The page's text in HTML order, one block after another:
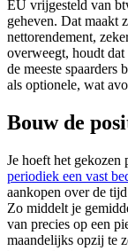
EU vrijgesteld van
geheven. Dat maakt
nettorendement,
overweegt, houdt
de meeste
als optionele, wat
Bouw de
Je hoeft het gekozen
periodiek een vast
aankopen over de
Zo middelt je
van precies op een
maandelijks opzij te